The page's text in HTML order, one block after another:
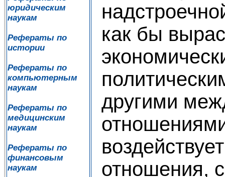
юридическим
наукам
Рефераты по
истории
Рефераты по
компьютерным
наукам
Рефераты по
медицинским
наукам
Рефераты по
финансовым
наукам
как бы
другими
отношения,